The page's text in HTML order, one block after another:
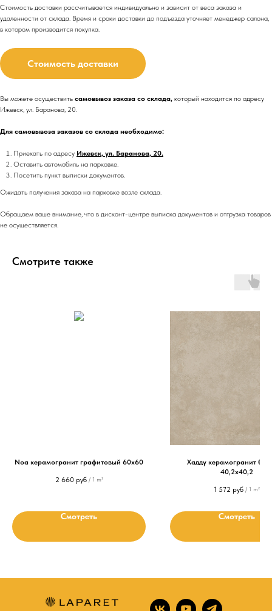
Стоимость доставки рассчитывается индивидуально и зависит от веса заказа и
удаленности от склада. Время и сроки доставки до подъезда уточняет менеджер салона,
в котором производится покупка.
Стоимость доставки
Вы можете осуществить самовывоз заказа со склада, который находится по адресу
Ижевск, ул. Баранова, 20.
Для самовывоза заказов со склада необходимо:
Приехать по адресу Ижевск, ул. Баранова, 20.
Оставить автомобиль на парковке.
Посетить пункт выписки документов.
Ожидать получения заказа на парковке возле склада.
Обращаем ваше внимание, что в дисконт-центре выписка документов и отгрузка товаров
не осуществляется.
Смотрите также
Noa керамогранит графитовый 60х60
2 660 руб / 1 m²
Смотреть
Хадду керамогранит
40,2х40,2
1 572 руб / 1 m²
Смотреть